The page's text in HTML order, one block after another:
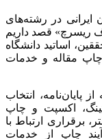
ایرانی در رشته‌های
ریسرچ» قصد داریم
اساتید دانشگاه
چاپ مقاله و خدمات
پایان‌نامه، انتخاب
اکسپت و چاپ
برقراری ارتباط با
چاپ از خدمات